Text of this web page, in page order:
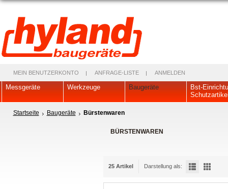
MEIN BENUTZERKONTO ANFRAGE-LISTE ANMELDEN
Messgeräte Werkzeuge Baugeräte
Bst-
Startseite Baugeräte Bürstenwaren
BÜRSTENWAREN
25 Artikel Darstellung als: